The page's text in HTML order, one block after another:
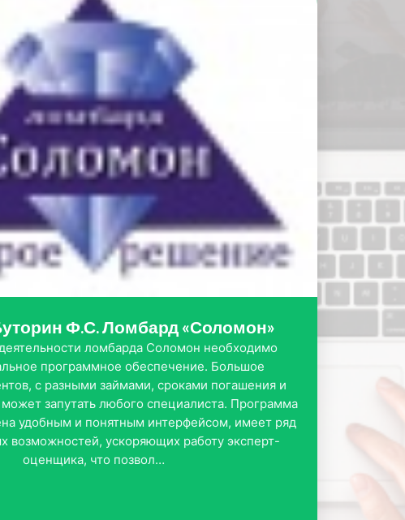
Ф.С. Ломбард «Соломон»
ломбарда Соломон необходимо
программное обеспечение. Большое
с разными займами, сроками погашения и
запутать любого специалиста. Программа
удобным и понятным интерфейсом, имеет ряд
возможностей, ускоряющих работу эксперт-
оценщика, что позвол…